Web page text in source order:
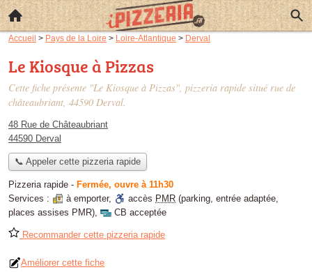
Accueil > Pays de la Loire > Loire-Atlantique > Derval
Le Kiosque à Pizzas
Cette fiche présente "Le Kiosque à Pizzas", pizzeria rapide situé rue de
châteaubriant, 44590 Derval.
48 Rue de Châteaubriant
44590 Derval
📞 Appeler cette pizzeria rapide
Pizzeria rapide - Fermée, ouvre à 11h30
Services :
à emporter, accès PMR (parking, entrée adaptée,
places assises PMR), CB acceptée
Recommander cette pizzeria rapide
Améliorer cette fiche